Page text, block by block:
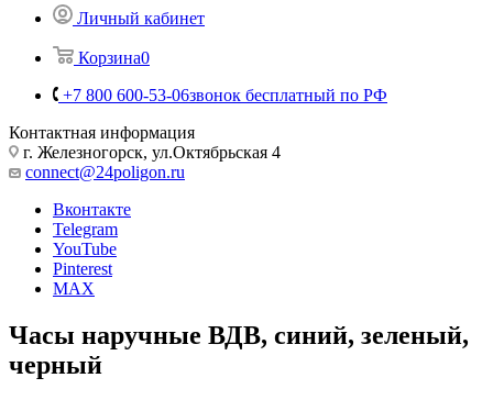
Личный кабинет
Корзина0
+7 800 600-53-06звонок бесплатный по РФ
Контактная информация
г. Железногорск, ул.Октябрьская 4
connect@24poligon.ru
Вконтакте
Telegram
YouTube
Pinterest
MAX
Часы наручные ВДВ, синий, зеленый,
черный